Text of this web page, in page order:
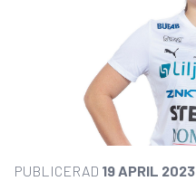
PUBLICERAD 19 APRIL 2023